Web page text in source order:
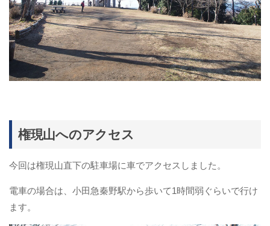
権現山へのアクセス
今回は権現山直下の駐車場に車でアクセスしました。
電車の場合は、小田急秦野駅から歩いて1時間弱ぐらいで行け
ます。